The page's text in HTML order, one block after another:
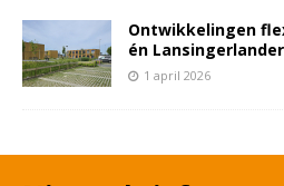
Ontwikkelingen
én
1 april 2026